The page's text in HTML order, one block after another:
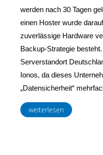
werden nach 30 Tagen
einen Hoster wurde
zuverlässige Hardware
Backup-Strategie
Serverstandort
Ionos, da dieses
„Datensicherheit“
weiterlesen